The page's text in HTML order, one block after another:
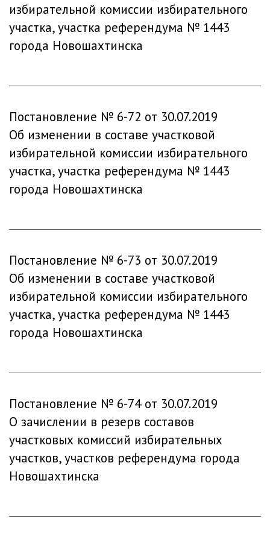
избирательной комиссии избирательного
участка, участка референдума № 1443
города Новошахтинска
Постановление № 6-72 от 30.07.2019
Об изменении в составе участковой
избирательной комиссии избирательного
участка, участка референдума № 1443
города Новошахтинска
Постановление № 6-73 от 30.07.2019
Об изменении в составе участковой
избирательной комиссии избирательного
участка, участка референдума № 1443
города Новошахтинска
Постановление № 6-74 от 30.07.2019
О зачислении в резерв составов
участковых комиссий избирательных
участков, участков референдума города
Новошахтинска